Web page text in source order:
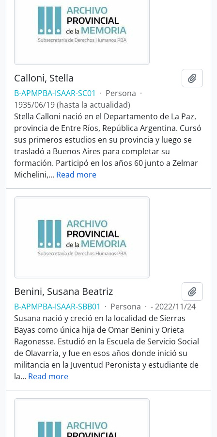
Calloni, Stella
B-APMPBA-ISAAR-SC01 · Persona ·
1935/06/19 (hasta la actualidad)
Stella Calloni nació en el Departamento de La Paz,
provincia de Entre Ríos, República Argentina. Cursó
sus primeros estudios en su provincia y luego se
trasladó a Buenos Aires para completar su
formación. Participó en los años 60 junto a Zelmar
Michelini,… Read more
Benini, Susana Beatriz
B-APMPBA-ISAAR-SBB01 · Persona · - 2022/11/24
Susana nació y creció en la localidad de Sierras
Bayas como única hija de Omar Benini y Orieta
Ragonesse. Estudió en la Escuela de Servicio Social
de Olavarría, y fue en esos años donde inició su
militancia en la Juventud Peronista y estudiante de
la… Read more